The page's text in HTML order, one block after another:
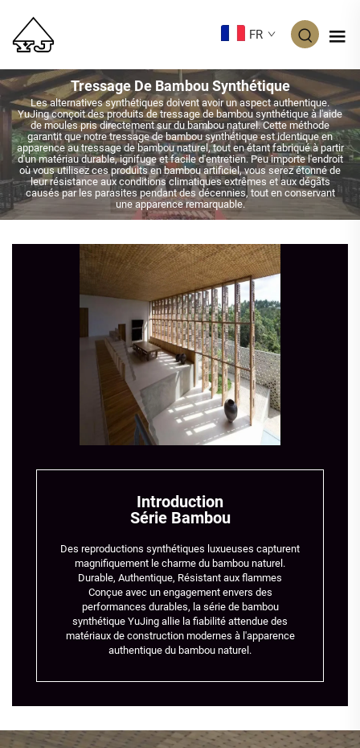
FR
Tressage De Bambou Synthétique
Les alternatives synthétiques doivent avoir un aspect authentique.
YuJing conçoit des produits de tressage de bambou synthétique à l'aide
de moules pris directement sur du bambou naturel. Cette méthode
garantit que notre tressage de bambou synthétique est identique en
apparence au tressage de bambou naturel, tout en étant fabriqué à partir
d'un matériau durable, ignifuge et facile d'entretien. Peu importe l'endroit
où vous utilisez ces produits en bambou artificiel, vous serez étonné de
leur résistance aux conditions climatiques extrêmes et aux dégâts
causés par les parasites pendant des décennies, tout en conservant
une apparence remarquable.
Introduction
Série Bambou
Des reproductions synthétiques luxueuses capturent
magnifiquement le charme du bambou naturel.
Durable, Authentique, Résistant aux flammes
Conçue avec un engagement envers des
performances durables, la série de bambou
synthétique YuJing allie la fiabilité attendue des
matériaux de construction modernes à l'apparence
authentique du bambou naturel.